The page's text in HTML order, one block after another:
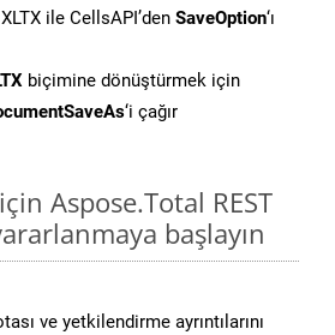
ile CellsAPI’den SaveOption‘ı
biçimine dönüştürmek için
‘i çağır
Aspose.Total REST
başlayın
ve yetkilendirme ayrıntılarını